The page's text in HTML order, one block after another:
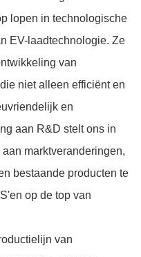
lopen in technologische
EV-laadtechnologie. Ze
van
niet alleen efficiënt en
en
aan R&D stelt ons in
marktveranderingen,
bestaande producten te
op de top van
van